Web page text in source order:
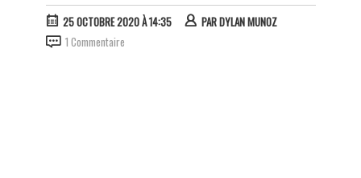
25 OCTOBRE 2020 À 14:35 PARDYLAN MUNOZ
1 Commentaire